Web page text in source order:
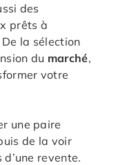
des
prêts à
la sélection
du marché,
votre
une paire
de la voir
revente.